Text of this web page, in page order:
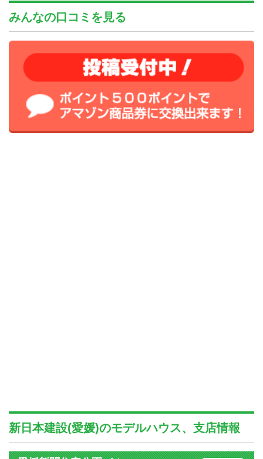
みんなの口コミを見る
新日本建設(愛媛)のモデルハウス、支店情報